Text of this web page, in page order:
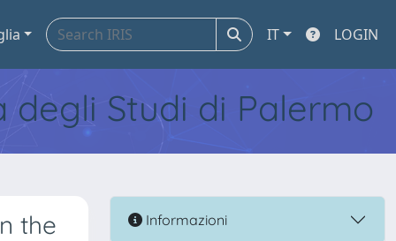
IT LOGIN
Studi di Palermo
the
Informazioni